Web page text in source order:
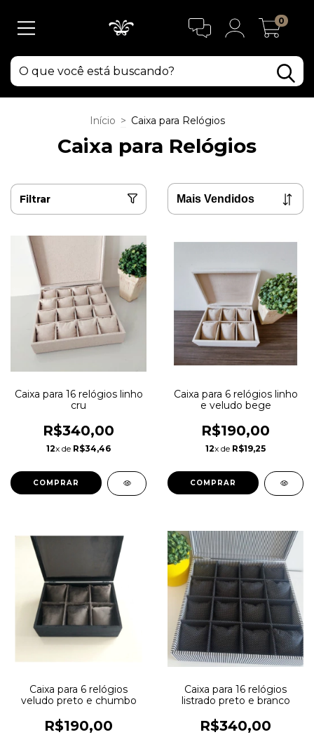
0
Início > Caixa para Relógios
Caixa para Relógios
Filtrar
Caixa para 16 relógios linho
cru
R$340,00
12x de R$34,46
COMPRAR
Caixa para 6 relógios linho
e veludo bege
R$190,00
12x de R$19,25
COMPRAR
Caixa para 6 relógios
veludo preto e chumbo
R$190,00
Caixa para 16 relógios
listrado preto e branco
R$340,00